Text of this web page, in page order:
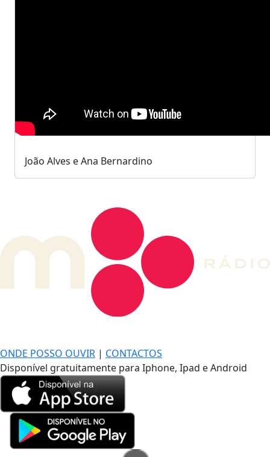
João Alves e Ana Bernardino
ONDE POSSO OUVIR | CONTACTOS
Disponível gratuitamente para Iphone, Ipad e Android